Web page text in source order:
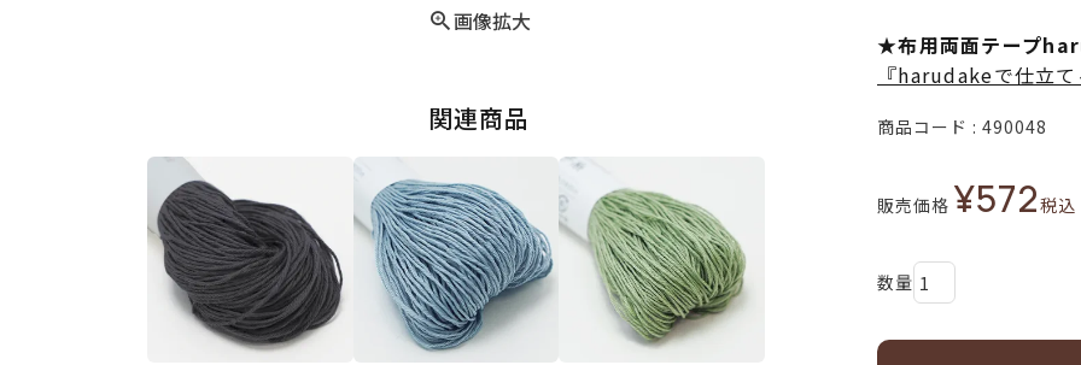
画像拡大
関連商品
★布用両面テープ
『harudakeで仕立
商品コード 490048
販売価格 ¥572税込